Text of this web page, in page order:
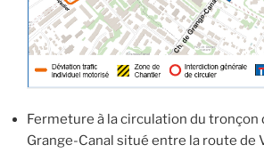
Fermeture à la circulation du tronçon
Grange-Canal situé entre la route de